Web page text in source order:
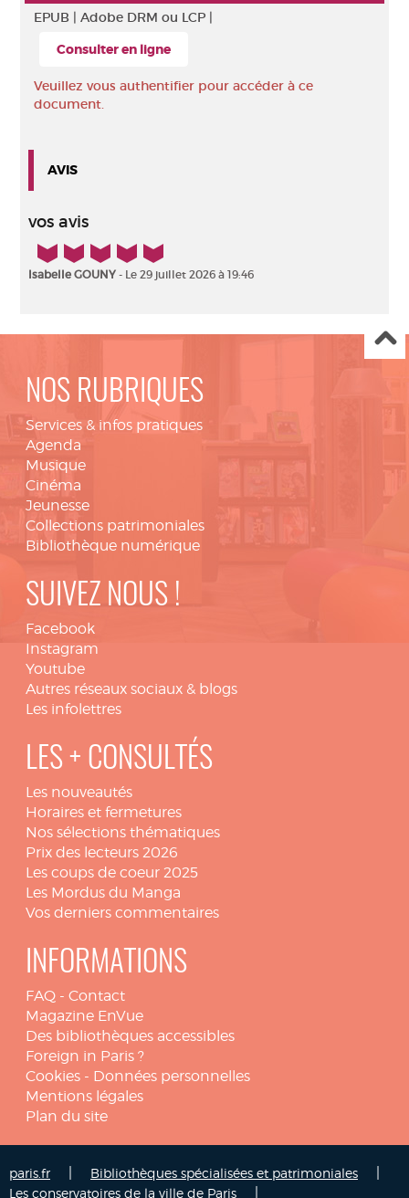
EPUB | Adobe DRM ou LCP |
Consulter en ligne
Veuillez vous authentifier pour accéder à ce
document.
AVIS
vos avis
5/5
Isabelle GOUNY - Le 29 juillet 2026 à 19:46
NOS RUBRIQUES
Services & infos pratiques
Agenda
Musique
Cinéma
Jeunesse
Collections patrimoniales
Bibliothèque numérique
SUIVEZ NOUS !
Facebook
Instagram
Youtube
Autres réseaux sociaux & blogs
Les infolettres
LES + CONSULTÉS
Les nouveautés
Horaires et fermetures
Nos sélections thématiques
Prix des lecteurs 2026
Les coups de coeur 2025
Les Mordus du Manga
Vos derniers commentaires
INFORMATIONS
FAQ - Contact
Magazine EnVue
Des bibliothèques accessibles
Foreign in Paris ?
Cookies - Données personnelles
Mentions légales
Plan du site
paris.fr Bibliothèques spécialisées et patrimoniales
Les conservatoires de la ville de Paris